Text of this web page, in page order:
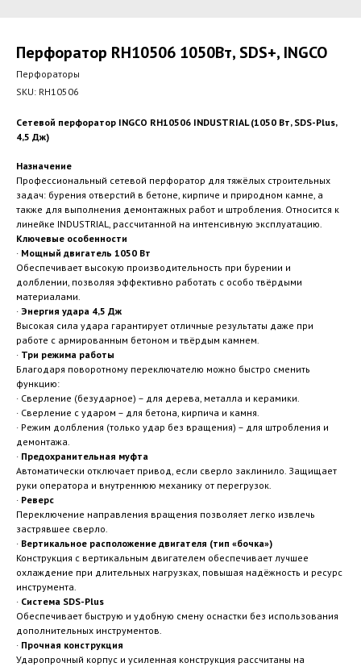
Перфоратор RH10506 1050Вт, SDS+, INGCO
Перфораторы
SKU: RH10506
Сетевой перфоратор INGCO RH10506 INDUSTRIAL (1050 Вт, SDS-Plus,
4,5 Дж)
Назначение
Профессиональный сетевой перфоратор для тяжёлых строительных
задач: бурения отверстий в бетоне, кирпиче и природном камне, а
также для выполнения демонтажных работ и штробления. Относится к
линейке INDUSTRIAL, рассчитанной на интенсивную эксплуатацию.
Ключевые особенности
· Мощный двигатель 1050 Вт
Обеспечивает высокую производительность при бурении и
долблении, позволяя эффективно работать с особо твёрдыми
материалами.
· Энергия удара 4,5 Дж
Высокая сила удара гарантирует отличные результаты даже при
работе с армированным бетоном и твёрдым камнем.
· Три режима работы
Благодаря поворотному переключателю можно быстро сменить
функцию:
· Сверление (безударное) – для дерева, металла и керамики.
· Сверление с ударом – для бетона, кирпича и камня.
· Режим долбления (только удар без вращения) – для штробления и
демонтажа.
· Предохранительная муфта
Автоматически отключает привод, если сверло заклинило. Защищает
руки оператора и внутреннюю механику от перегрузок.
· Реверс
Переключение направления вращения позволяет легко извлечь
застрявшее сверло.
· Вертикальное расположение двигателя (тип «бочка»)
Конструкция с вертикальным двигателем обеспечивает лучшее
охлаждение при длительных нагрузках, повышая надёжность и ресурс
инструмента.
· Система SDS-Plus
Обеспечивает быструю и удобную смену оснастки без использования
дополнительных инструментов.
· Прочная конструкция
Ударопрочный корпус и усиленная конструкция рассчитаны на